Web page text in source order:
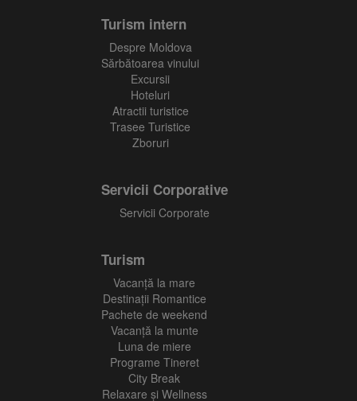
Turism intern
Despre Moldova
Sărbătoarea vinului
Excursii
Hoteluri
Atractii turistice
Trasee Turistice
Zboruri
Servicii Corporative
Servicii Corporate
Turism
Vacanţă la mare
Destinații Romantice
Pachete de weekend
Vacanță la munte
Luna de miere
Programe Tineret
City Break
Relaxare și Wellness